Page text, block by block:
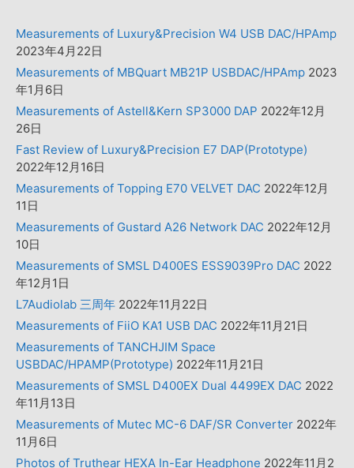
Measurements of Luxury&Precision W4 USB DAC/HPAmp
2023年4月22日
Measurements of MBQuart MB21P USBDAC/HPAmp 2023
年1月6日
Measurements of Astell&Kern SP3000 DAP 2022年12月
26日
Fast Review of Luxury&Precision E7 DAP(Prototype)
2022年12月16日
Measurements of Topping E70 VELVET DAC 2022年12月
11日
Measurements of Gustard A26 Network DAC 2022年12月
10日
Measurements of SMSL D400ES ESS9039Pro DAC 2022
年12月1日
L7Audiolab 三周年 2022年11月22日
Measurements of FiiO KA1 USB DAC 2022年11月21日
Measurements of TANCHJIM Space
USBDAC/HPAMP(Prototype) 2022年11月21日
Measurements of SMSL D400EX Dual 4499EX DAC 2022
年11月13日
Measurements of Mutec MC-6 DAF/SR Converter 2022年
11月6日
Photos of Truthear HEXA In-Ear Headphone 2022年11月2